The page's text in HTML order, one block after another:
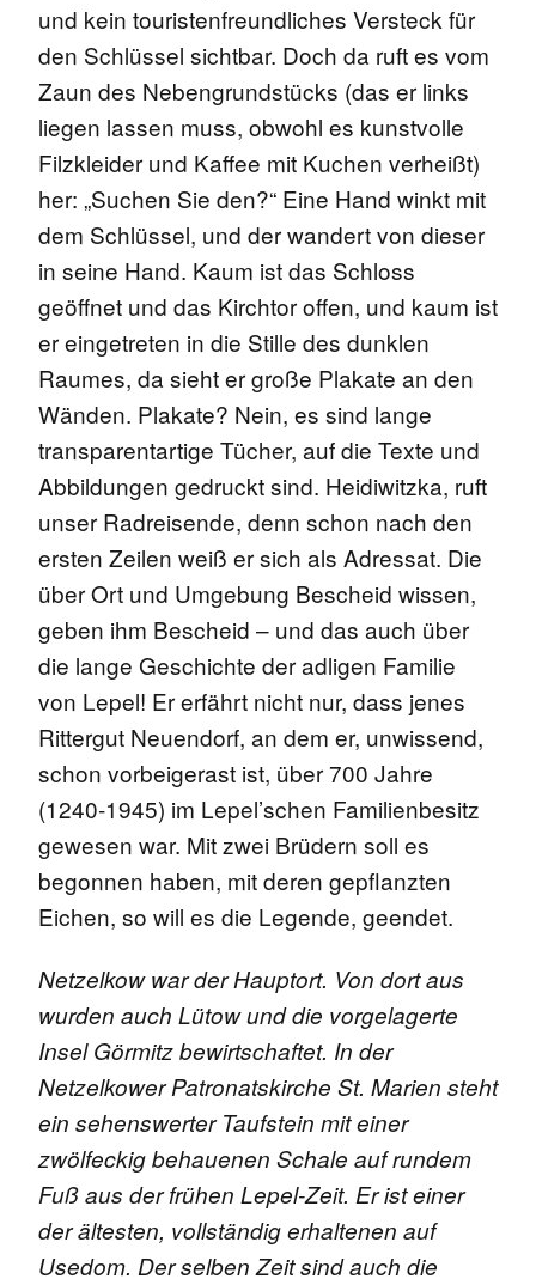
und kein touristenfreundliches Versteck für
den Schlüssel sichtbar. Doch da ruft es vom
Zaun des Nebengrundstücks (das er links
liegen lassen muss, obwohl es kunstvolle
Filzkleider und Kaffee mit Kuchen verheißt)
her: „Suchen Sie den?“ Eine Hand winkt mit
dem Schlüssel, und der wandert von dieser
in seine Hand. Kaum ist das Schloss
geöffnet und das Kirchtor offen, und kaum ist
er eingetreten in die Stille des dunklen
Raumes, da sieht er große Plakate an den
Wänden. Plakate? Nein, es sind lange
transparentartige Tücher, auf die Texte und
Abbildungen gedruckt sind. Heidiwitzka, ruft
unser Radreisende, denn schon nach den
ersten Zeilen weiß er sich als Adressat. Die
über Ort und Umgebung Bescheid wissen,
geben ihm Bescheid – und das auch über
die lange Geschichte der adligen Familie
von Lepel! Er erfährt nicht nur, dass jenes
Rittergut Neuendorf, an dem er, unwissend,
schon vorbeigerast ist, über 700 Jahre
(1240-1945) im Lepel’schen Familienbesitz
gewesen war. Mit zwei Brüdern soll es
begonnen haben, mit deren gepflanzten
Eichen, so will es die Legende, geendet.
Netzelkow war der Hauptort. Von dort aus
wurden auch Lütow und die vorgelagerte
Insel Görmitz bewirtschaftet. In der
Netzelkower Patronatskirche St. Marien steht
ein sehenswerter Taufstein mit einer
zwölfeckig behauenen Schale auf rundem
Fuß aus der frühen Lepel-Zeit. Er ist einer
der ältesten, vollständig erhaltenen auf
Usedom. Der selben Zeit sind auch die